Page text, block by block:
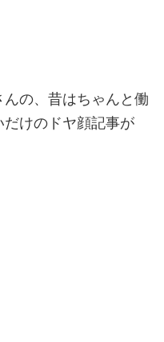
の、昔はちゃんと働
けのドヤ顔記事が